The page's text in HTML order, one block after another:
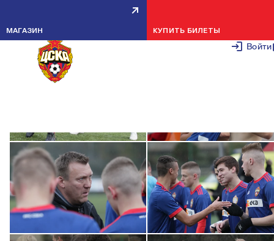
Войти
МАГАЗИН КУПИТЬ БИЛЕТЫ
РУБИН U-17 — ПФК ЦСКА U-17 — 2:0
17 НОЯБРЯ